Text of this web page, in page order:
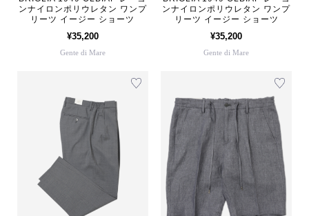
ンナイロンポリウレタン ワンプ
リーツ イージー ショーツ
¥35,200
Gente di Mare
ンナイロンポリウレタン ワンプ
リーツ イージー ショーツ
¥35,200
Gente di Mare